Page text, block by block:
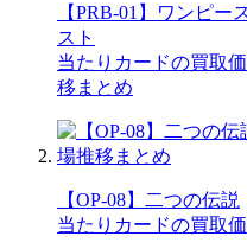
【PRB-01】ワンピー
スト
当たりカードの買取
移まとめ
【OP-08】二つの伝説
当たりカードの買取